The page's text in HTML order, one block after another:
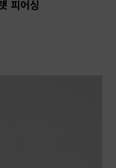
피어싱